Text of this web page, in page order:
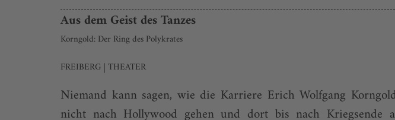
Aus dem Geist des Tanzes
Korngold: Der Ring des Polykrates
FREIBERG | THEATER
Niemand kann sagen, wie die Karriere Erich Wolfgang
nicht nach Hollywood gehen und dort bis nach